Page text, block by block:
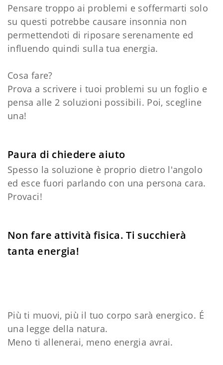
Pensare troppo ai problemi e soffermarti solo
su questi potrebbe causare insonnia non
permettendoti di riposare serenamente ed
influendo quindi sulla tua energia.
Cosa fare?
Prova a scrivere i tuoi problemi su un foglio e
pensa alle 2 soluzioni possibili. Poi, scegline
una!
Paura di chiedere aiuto
Spesso la soluzione è proprio dietro l'angolo
ed esce fuori parlando con una persona cara.
Provaci!
Non fare attività fisica. Ti succhierà
tanta energia!
Più ti muovi, più il tuo corpo sarà energico. É
una legge della natura.
Meno ti allenerai, meno energia avrai.